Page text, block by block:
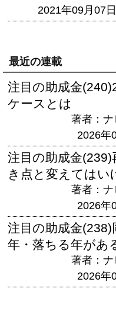
2021年09月07
最近の連載
注目の助成金
ケースとは
著者：
2026年
注目の助成金
き点と変えてはい
著者：
2026年
注目の助成金
年・落ちる年があ
著者：
2026年